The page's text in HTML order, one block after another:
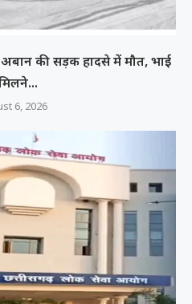
की सड़क हादसे में मौत, भाई
6, 2026